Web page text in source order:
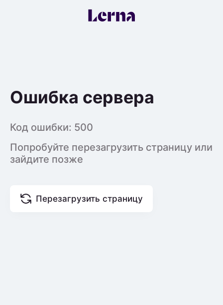
Ошибка сервера
Код ошибки: 500
Попробуйте перезагрузить страницу или
зайдите позже
Перезагрузить страницу